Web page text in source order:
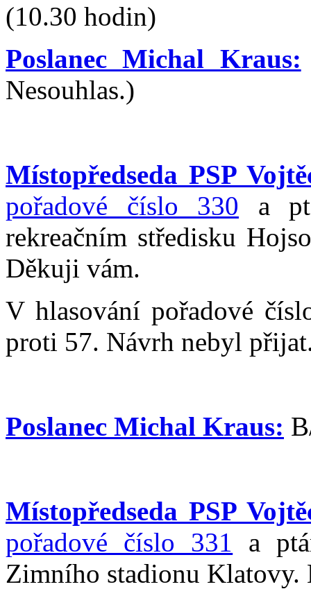
(10.30 hodin)
Poslanec Michal Kraus:
Nesouhlas.)
Místopředseda PSP
pořadové číslo 330 a
rekreačním středisku
Děkuji vám.
V hlasování pořadové
proti 57. Návrh nebyl
Poslanec Michal Kraus:
Místopředseda PSP
pořadové číslo 331 a
Zimního stadionu Klatovy.